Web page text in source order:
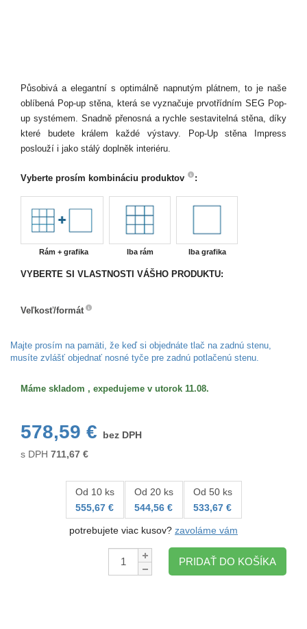
Působivá a elegantní s optimálně napnutým plátnem, to je naše
oblíbená Pop-up stěna, která se vyznačuje prvotřídním SEG Pop-
up systémem. Snadně přenosná a rychle sestavitelná stěna, díky
které budete králem každé výstavy. Pop-Up stěna Impress
poslouží i jako stálý doplněk interiéru.
Vyberte prosím kombináciu produktov :
Rám + grafika Iba rám Iba grafika
VYBERTE SI VLASTNOSTI VÁŠHO PRODUKTU:
Veľkosť/formát
Majte prosím na pamäti, že keď si objednáte tlač na zadnú stenu,
musíte zvlášť objednať nosné tyče pre zadnú potlačenú stenu.
Máme skladom , expedujeme v utorok 11.08.
578,59 €
bez DPH
s DPH 711,67 €
Od 10 ks
555,67 €
Od 20 ks
544,56 €
Od 50 ks
533,67 €
potrebujete viac kusov? zavoláme vám
Množstvo:
PRIDAŤ DO KOŠÍKA